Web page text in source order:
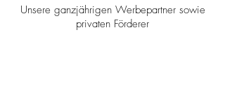
Unsere ganzjährigen Werbepartner sowie
privaten Förderer